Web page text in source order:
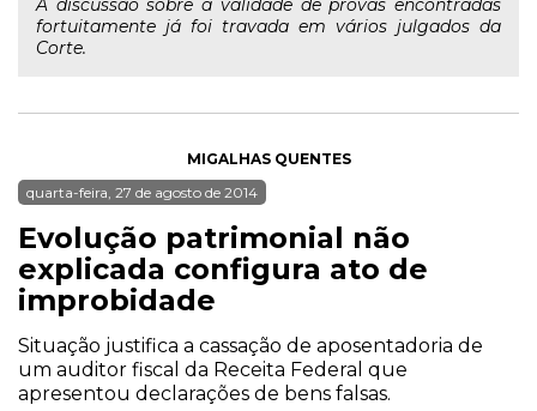
A discussão sobre a validade de provas encontradas
fortuitamente já foi travada em vários julgados da
Corte.
MIGALHAS QUENTES
quarta-feira, 27 de agosto de 2014
Evolução patrimonial não
explicada configura ato de
improbidade
Situação justifica a cassação de aposentadoria de
um auditor fiscal da Receita Federal que
apresentou declarações de bens falsas.